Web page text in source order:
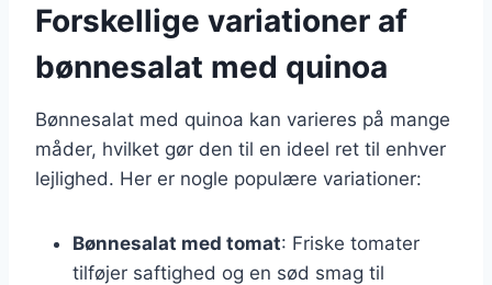
Forskellige variationer af
bønnesalat med quinoa
Bønnesalat med quinoa kan varieres på mange
måder, hvilket gør den til en ideel ret til enhver
lejlighed. Her er nogle populære variationer:
Bønnesalat med tomat: Friske tomater
tilføjer saftighed og en sød smag til